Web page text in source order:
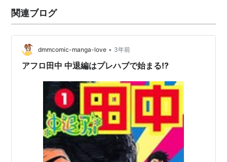
さすらいアフロ田中 （ビッグコミックスピリッツ連
載）
リスト::漫画家
関連ブログ
dmmcomic-manga-love • 3年前
アフロ田中 中退編はプレハブで始まる!?